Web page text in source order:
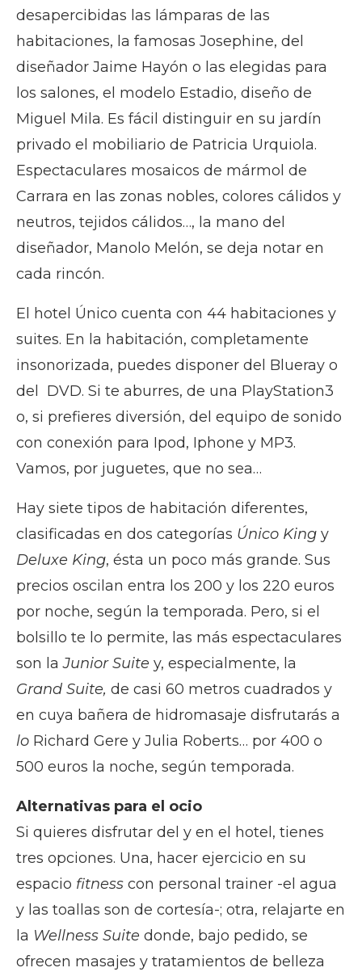
desapercibidas las lámparas de las
habitaciones, la famosas Josephine, del
diseñador Jaime Hayón o las elegidas para
los salones, el modelo Estadio, diseño de
Miguel Mila. Es fácil distinguir en su jardín
privado el mobiliario de Patricia Urquiola.
Espectaculares mosaicos de mármol de
Carrara en las zonas nobles, colores cálidos y
neutros, tejidos cálidos…, la mano del
diseñador, Manolo Melón, se deja notar en
cada rincón.
El hotel Único cuenta con 44 habitaciones y
suites. En la habitación, completamente
insonorizada, puedes disponer del Blueray o
del DVD. Si te aburres, de una PlayStation3
o, si prefieres diversión, del equipo de sonido
con conexión para Ipod, Iphone y MP3.
Vamos, por juguetes, que no sea…
Hay siete tipos de habitación diferentes,
clasificadas en dos categorías Único King y
Deluxe King, ésta un poco más grande. Sus
precios oscilan entra los 200 y los 220 euros
por noche, según la temporada. Pero, si el
bolsillo te lo permite, las más espectaculares
son laJunior Suite y, especialmente, la
Grand Suite, de casi 60 metros cuadrados y
en cuya bañera de hidromasaje disfrutarás a
lo Richard Gere y Julia Roberts… por 400 o
500 euros la noche, según temporada.
Alternativas para el ocio
Si quieres disfrutar del y en el hotel, tienes
tres opciones. Una, hacer ejercicio en su
espacio fitness con personal trainer -el agua
y las toallas son de cortesía-; otra, relajarte en
la Wellness Suite donde, bajo pedido, se
ofrecen masajes y tratamientos de belleza